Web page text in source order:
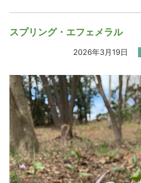
スプリング・エフェメラル
2026年3月19日